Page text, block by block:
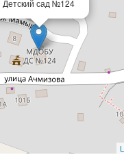
Детский сад №124